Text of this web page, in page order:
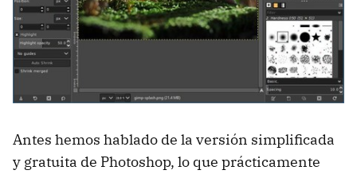
Antes hemos hablado de la versión simplificada
y gratuita de Photoshop, lo que prácticamente